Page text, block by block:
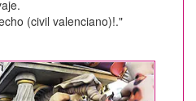
(civil valenciano)!."